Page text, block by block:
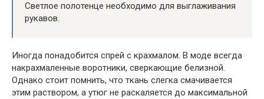
Светлое полотенце необходимо для выглаживания
рукавов.
Иногда понадобится спрей с крахмалом. В моде всегда
накрахмаленные воротники, сверкающие белизной.
Однако стоит помнить, что ткань слегка смачивается
этим раствором, а утюг не раскаляется до максимальной